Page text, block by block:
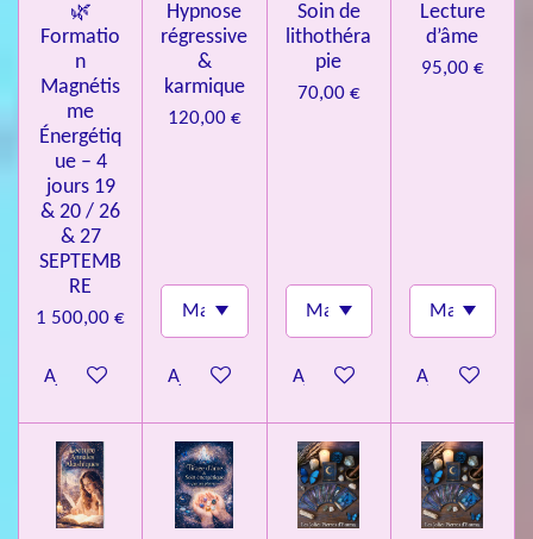
🌿
Formatio
n
Magnétis
me
Énergétiq
ue – 4
jours 19
& 20 / 26
& 27
SEPTEMB
RE
1 500,00 €
Ajouter au panier
Hypnose
régressive
&
karmique
120,00 €
Ajouter au panier
Soin de
lithothéra
pie
70,00 €
Ajouter au panier
Lecture
d’âme
95,00 €
Ajouter au